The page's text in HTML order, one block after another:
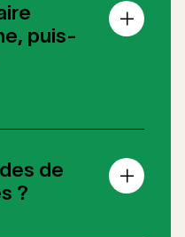
puis-
de
?